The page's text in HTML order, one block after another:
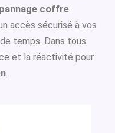
coffre
accès sécurisé à vos
temps. Dans tous
et la réactivité pour
.